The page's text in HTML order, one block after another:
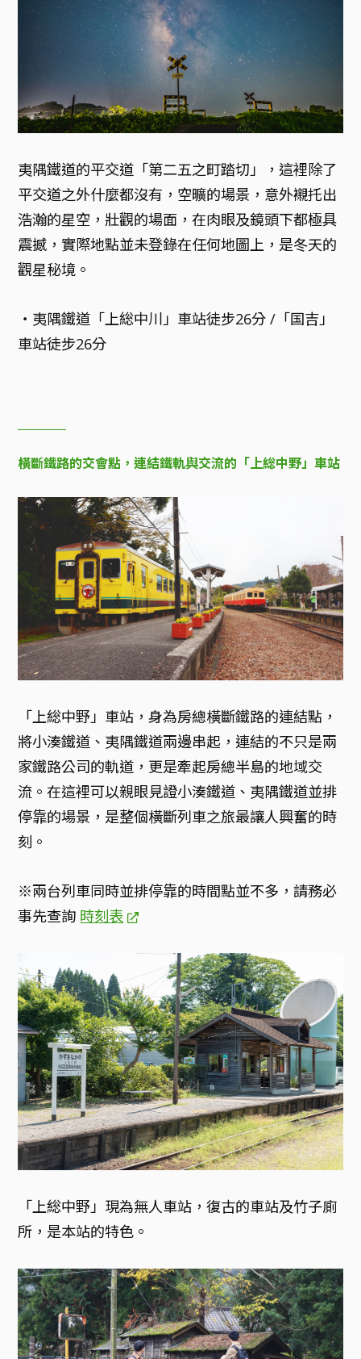
夷隅鐵道的平交道「第二五之町踏切」，這裡除了
平交道之外什麼都沒有，空曠的場景，意外襯托出
浩瀚的星空，壯觀的場面，在肉眼及鏡頭下都極具
震撼，實際地點並未登錄在任何地圖上，是冬天的
觀星秘境。
・夷隅鐵道「上総中川」車站徒步26分 /「国吉」
車站徒步26分
橫斷鐵路的交會點，連結鐵軌與交流的「上総中野」車站
「上総中野」車站，身為房總橫斷鐵路的連結點，
將小湊鐵道、夷隅鐵道兩邊串起，連結的不只是兩
家鐵路公司的軌道，更是牽起房總半島的地域交
流。在這裡可以親眼見證小湊鐵道、夷隅鐵道並排
停靠的場景，是整個橫斷列車之旅最讓人興奮的時
刻。
※兩台列車同時並排停靠的時間點並不多，請務必
事先查詢 時刻表
「上総中野」現為無人車站，復古的車站及竹子廁
所，是本站的特色。